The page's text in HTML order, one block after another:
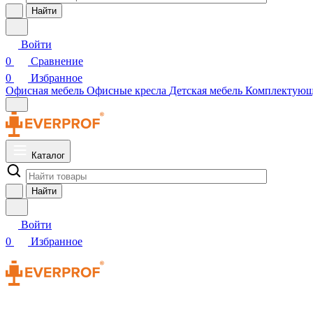
Найти
Войти
0
Сравнение
0
Избранное
Офисная мебель Офисные кресла Детская мебель
Каталог
Найти
Войти
0
Избранное